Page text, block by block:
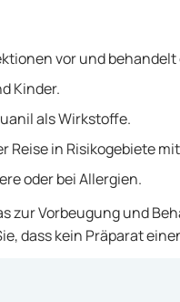
vor und behandelt
Kinder.
als Wirkstoffe.
Reise in Risikogebiete
oder bei Allergien.
zur Vorbeugung und
dass kein Präparat